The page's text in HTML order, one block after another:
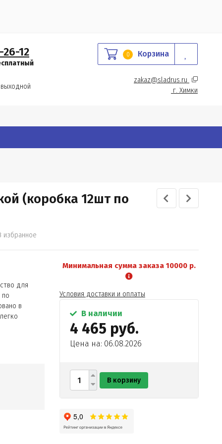
12 0 Корзина
zakaz@sladrus.ru
г. Химки
(коробка 12шт по
избранное
для
по
в
Минимальная сумма заказа 10000 р.
Условия доставки и оплаты
В наличии
4 465 руб.
Цена на: 06.08.2026
В корзину